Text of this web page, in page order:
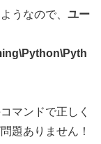
うなので、 ユー
マンドで正しく
題ありません！